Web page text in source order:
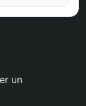
un